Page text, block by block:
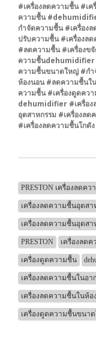
#เครื่องลดความชื้น #เ
ความชื้น
กำจัดความชื้น #เครื่อง
ปรับความชื้น #เครื่องล
#ลดความชื้น #เครื่องข
ความชื้นdehumidifier
ความชื้นขนาดใหญ่ #ก
ห้องนอน #ลดความชื้น
ความชื้น #เครื่องดูดคว
dehumidifier #เครื่อง
อุตสาหกรรม #เครื่องล
#เครื่องลดความชื้นโกดัง
PRESTON เครื่องลดค
เครื่องลดความชื้นอุตสา
เครื่องลดความชื้นอุตสา
PRESTON เครื่องลด
เครื่องดูดความชื้น
เครื่องลดความชื้นในอา
เครื่องลดความชื้นในห้อง
เครื่องดูดความชื้นขนา